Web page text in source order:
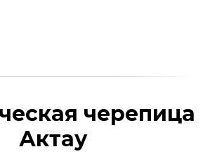
черепица
Актау